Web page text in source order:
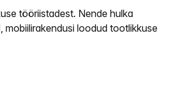
tööriistadest. Nende hulka
mobiilirakendusi loodud tootlikkuse